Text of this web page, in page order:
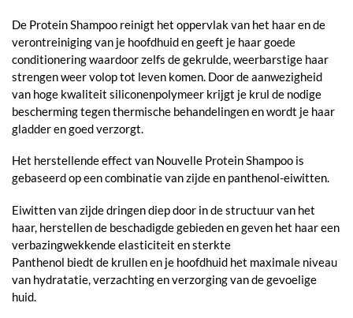
De Protein Shampoo reinigt het oppervlak van het haar en de
verontreiniging van je hoofdhuid en geeft je haar goede
conditionering waardoor zelfs de gekrulde, weerbarstige haar
strengen weer volop tot leven komen. Door de aanwezigheid
van hoge kwaliteit siliconenpolymeer krijgt je krul de nodige
bescherming tegen thermische behandelingen en wordt je haar
gladder en goed verzorgt.
Het herstellende effect van Nouvelle Protein Shampoo is
gebaseerd op een combinatie van zijde en panthenol-eiwitten.
Eiwitten van zijde dringen diep door in de structuur van het
haar, herstellen de beschadigde gebieden en geven het haar een
verbazingwekkende elasticiteit en sterkte
Panthenol biedt de krullen en je hoofdhuid het maximale niveau
van hydratatie, verzachting en verzorging van de gevoelige
huid.